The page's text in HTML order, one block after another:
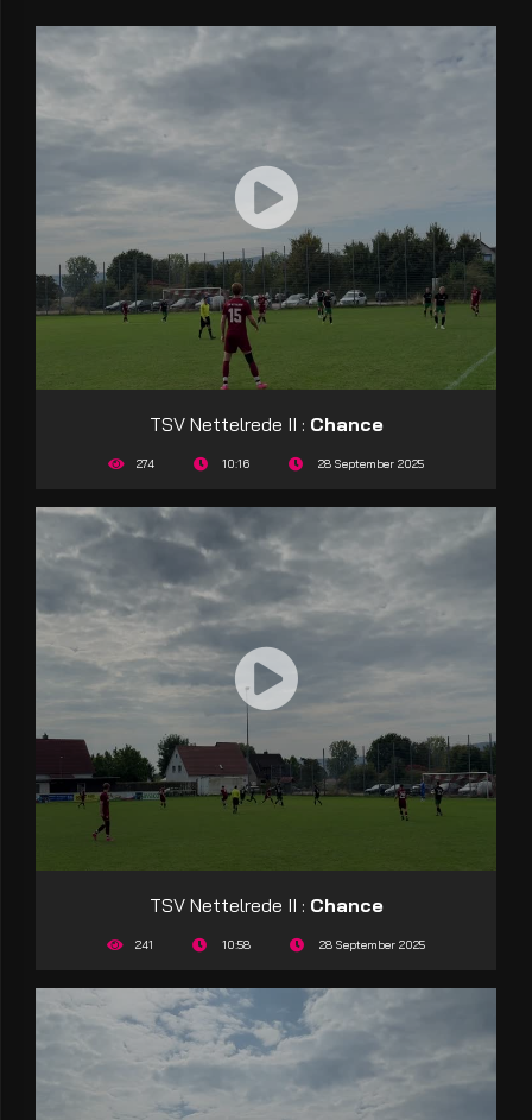
TSV Nettelrede II : Chance
274 10:16 28 September 2025
TSV Nettelrede II : Chance
241 10:58 28 September 2025